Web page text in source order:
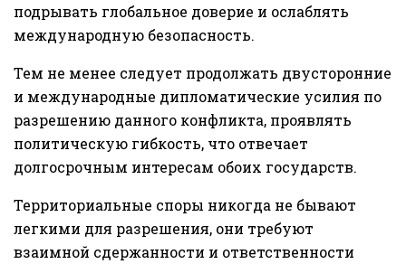
подрывать глобальное доверие и ослаблять
международную безопасность.
Тем не менее следует продолжать двусторонние
и международные дипломатические усилия по
разрешению данного конфликта, проявлять
политическую гибкость, что отвечает
долгосрочным интересам обоих государств.
Территориальные споры никогда не бывают
легкими для разрешения, они требуют
взаимной сдержанности и ответственности